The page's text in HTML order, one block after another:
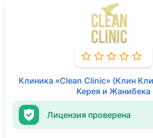
Клиника «Clean Clinic» (Клин
Керея и Жанибека
Лицензия проверена